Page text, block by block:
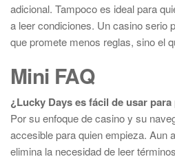
adicional. Tampoco es ideal para
a leer condiciones. Un casino serio
que promete menos reglas, sino el
Mini FAQ
¿Lucky Days es fácil de usar
Por su enfoque de casino y su
accesible para quien empieza. Aun
elimina la necesidad de leer